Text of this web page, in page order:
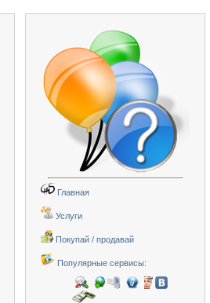
Главная
Услуги
Покупай / продавай
Популярные сервисы: